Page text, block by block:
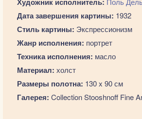
Дата завершения картины: 1932
Стиль картины: Экспрессионизм
Жанр исполнения: портрет
Техника исполнения: масло
Материал: холст
Размеры полотна: 130 x 90 см
Галерея: Collection Stooshnoff Fine